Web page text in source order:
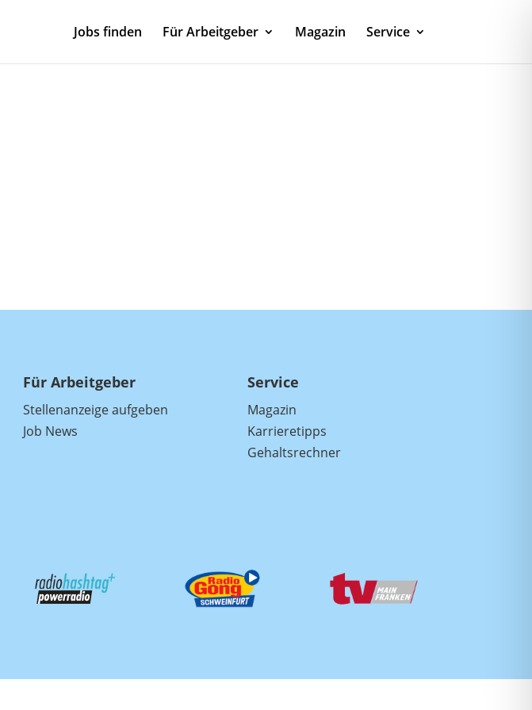
Jobs finden Für Arbeitgeber Magazin Service
Für Arbeitgeber
Stellenanzeige aufgeben
Job News
Service
Magazin
Karrieretipps
Gehaltsrechner